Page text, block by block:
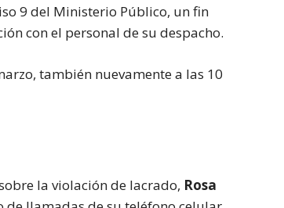
9 del Ministerio Público, un fin
con el personal de su despacho.
también nuevamente a las 10
la violación de lacrado, Rosa